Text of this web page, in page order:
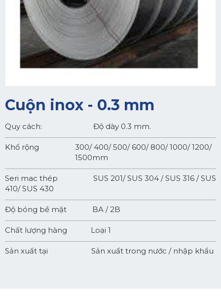
Cuộn inox - 0.3 mm
Quy cách: Độ dày 0.3 mm.
Khổ rộng
300/ 400/ 500/ 600/ 800/ 1000/ 1200/
1500mm
Seri mac thép SUS 201/ SUS 304 / SUS 316 / SUS
410/ SUS 430
Độ bóng bề mặt BA / 2B
Chất lượng hàng Loại 1
Sản xuất tại Sản xuất trong nước / nhập khẩu